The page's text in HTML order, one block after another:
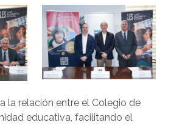
la relación entre el Colegio de
educativa, facilitando el